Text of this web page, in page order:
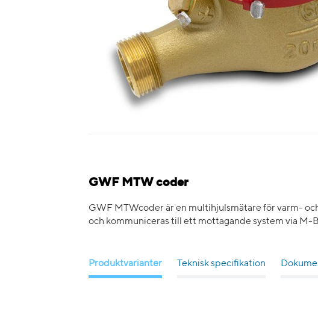
GWF MTW coder
GWF MTWcoder är en multihjulsmätare för varm-
och kommuniceras till ett mottagande system via M-
Produktvarianter Teknisk specifikation